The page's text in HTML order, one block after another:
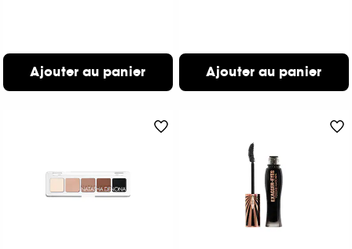
Ajouter au panier Ajouter au panier